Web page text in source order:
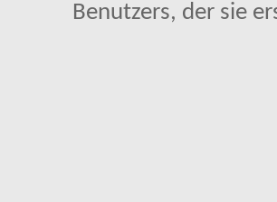
Benutzers, der sie